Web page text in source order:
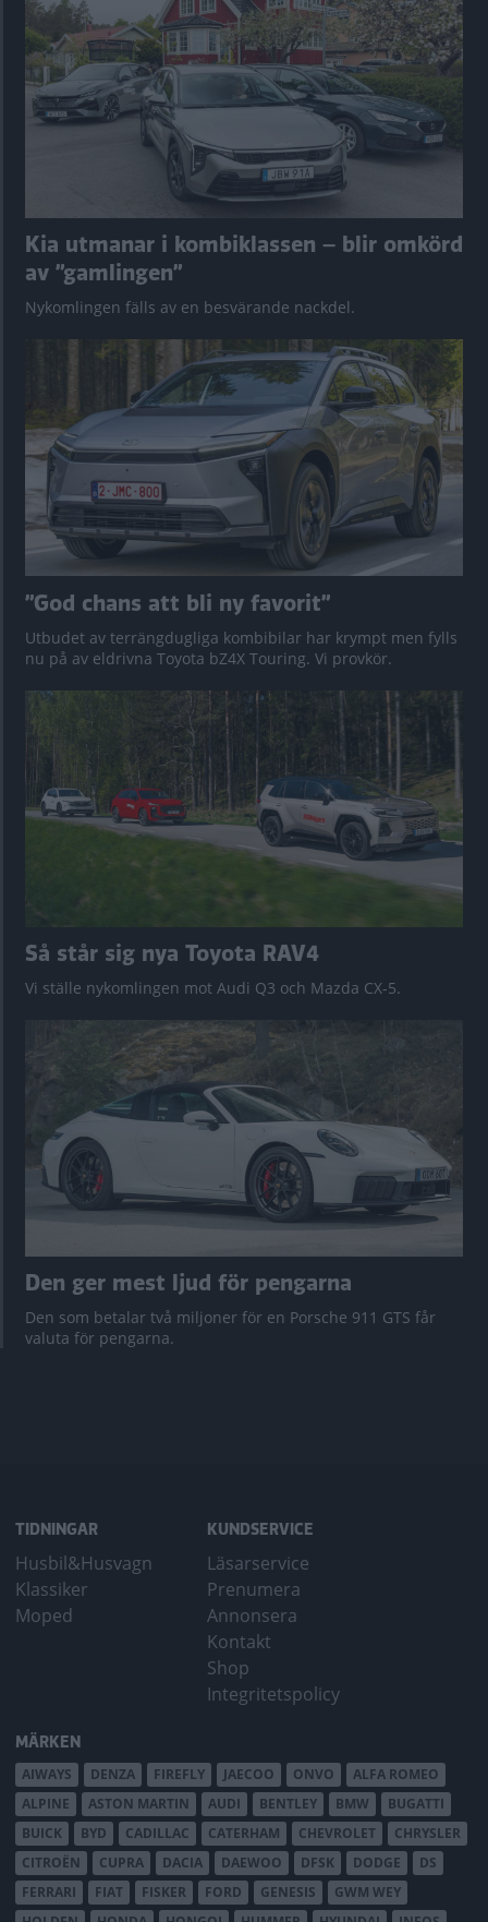
Kia utmanar i kombiklassen – blir omkörd
av ”gamlingen”
Nykomlingen fälls av en besvärande nackdel.
”God chans att bli ny favorit”
Utbudet av terrängdugliga kombibilar har krympt men fylls
nu på av eldrivna Toyota bZ4X Touring. Vi provkör.
Så står sig nya Toyota RAV4
Vi ställe nykomlingen mot Audi Q3 och Mazda CX-5.
Den ger mest ljud för pengarna
Den som betalar två miljoner för en Porsche 911 GTS får
valuta för pengarna.
TIDNINGAR
Husbil&Husvagn
Klassiker
Moped
KUNDSERVICE
Läsarservice
Prenumera
Annonsera
Kontakt
Shop
Integritetspolicy
MÄRKEN
AIWAYS DENZA FIREFLY JAECOO ONVO
ALFA ROMEO
ALPINE
ASTON MARTIN AUDI BENTLEY BMW
BUGATTI
BUICK
BYD CADILLAC CATERHAM CHEVROLET
CHRYSLER
CITROËN
CUPRA DACIA DAEWOO DFSK DODGE
DS
FERRARI
FIAT FISKER FORD GENESIS
GWM WEY